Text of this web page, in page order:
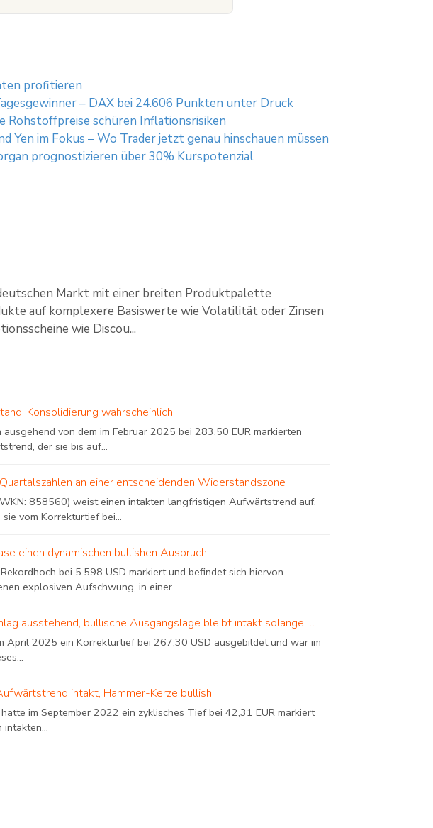
profitieren
– DAX bei 24.606 Punkten unter Druck
schüren Inflationsrisiken
im Fokus – Wo Trader jetzt genau hinschauen müssen
prognostizieren über 30% Kurspotenzial
Markt mit einer breiten Produktpalette
auf komplexere Basiswerte wie Volatilität oder Zinsen
wie Discou...
Konsolidierung wahrscheinlich
von dem im Februar 2025 bei 283,50 EUR markierten
der sie bis auf...
an einer entscheidenden Widerstandszone
858560) weist einen intakten langfristigen Aufwärtstrend auf.
vom Korrekturtief bei...
einen dynamischen bullishen Ausbruch
bei 5.598 USD markiert und befindet sich hiervon
explosiven Aufschwung, in einer...
ausstehend, bullische Ausgangslage bleibt intakt solange …
2025 ein Korrekturtief bei 267,30 USD ausgebildet und war im
intakt, Hammer-Kerze bullish
im September 2022 ein zyklisches Tief bei 42,31 EUR markiert
intakten...